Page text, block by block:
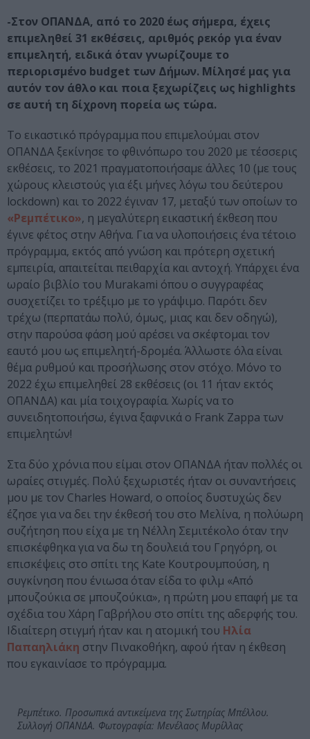
-Στον ΟΠΑΝΔΑ, από το 2020 έως σήμερα, έχεις
επιμεληθεί 31 εκθέσεις, αριθμός ρεκόρ για έναν
επιμελητή, ειδικά όταν γνωρίζουμε το
περιορισμένο budget των Δήμων. Μίλησέ μας για
αυτόν τον άθλο και ποια ξεχωρίζεις ως highlights
σε αυτή τη δίχρονη πορεία ως τώρα.
Το εικαστικό πρόγραμμα που επιμελούμαι στον
ΟΠΑΝΔΑ ξεκίνησε το φθινόπωρο του 2020 με τέσσερις
εκθέσεις, το 2021 πραγματοποιήσαμε άλλες 10 (με τους
χώρους κλειστούς για έξι μήνες λόγω του δεύτερου
lockdown) και το 2022 έγιναν 17, μεταξύ των οποίων το
«Ρεμπέτικο», η μεγαλύτερη εικαστική έκθεση που
έγινε φέτος στην Αθήνα. Για να υλοποιήσεις ένα τέτοιο
πρόγραμμα, εκτός από γνώση και πρότερη σχετική
εμπειρία, απαιτείται πειθαρχία και αντοχή. Υπάρχει ένα
ωραίο βιβλίο του Murakami όπου ο συγγραφέας
συσχετίζει το τρέξιμο με το γράψιμο. Παρότι δεν
τρέχω (περπατάω πολύ, όμως, μιας και δεν οδηγώ),
στην παρούσα φάση μού αρέσει να σκέφτομαι τον
εαυτό μου ως επιμελητή-δρομέα. Άλλωστε όλα είναι
θέμα ρυθμού και προσήλωσης στον στόχο. Μόνο το
2022 έχω επιμεληθεί 28 εκθέσεις (οι 11 ήταν εκτός
ΟΠΑΝΔΑ) και μία τοιχογραφία. Χωρίς να το
συνειδητοποιήσω, έγινα ξαφνικά ο Frank Zappa των
επιμελητών!
Στα δύο χρόνια που είμαι στον ΟΠΑΝΔΑ ήταν πολλές οι
ωραίες στιγμές. Πολύ ξεχωριστές ήταν οι συναντήσεις
μου με τον Charles Howard, ο οποίος δυστυχώς δεν
έζησε για να δει την έκθεσή του στο Μελίνα, η πολύωρη
συζήτηση που είχα με τη Νέλλη Σεμιτέκολο όταν την
επισκέφθηκα για να δω τη δουλειά του Γρηγόρη, οι
επισκέψεις στο σπίτι της Kate Κουτρουμπούση, η
συγκίνηση που ένιωσα όταν είδα το φιλμ «Από
μπουζούκια σε μπουζούκια», η πρώτη μου επαφή με τα
σχέδια του Χάρη Γαβρήλου στο σπίτι της αδερφής του.
Ιδιαίτερη στιγμή ήταν και η ατομική του Ηλία
Παπαηλιάκη στην Πινακοθήκη, αφού ήταν η έκθεση
που εγκαινίασε το πρόγραμμα.
Ρεμπέτικο. Προσωπικά αντικείμενα της Σωτηρίας Μπέλλου.
Συλλογή ΟΠΑΝΔΑ. Φωτογραφία: Μενέλαος Μυρίλλας